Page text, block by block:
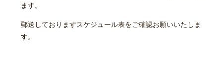
ます。
郵送しておりますスケジュール表をご確認お願いいたしま
す。